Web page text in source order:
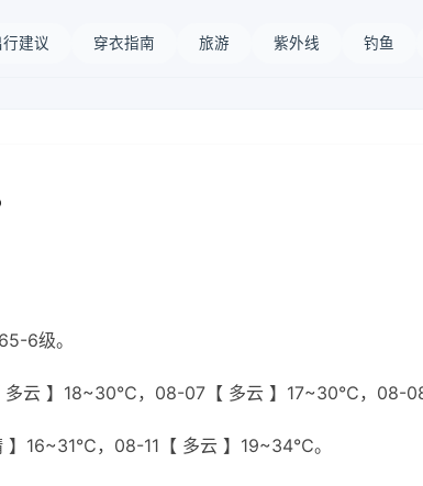
行建议 穿衣指南 旅游 紫外线 钓鱼
6级。
云 】18~30℃，08-07【 多云 】17~30℃，08-
16~31℃，08-11【 多云 】19~34℃。